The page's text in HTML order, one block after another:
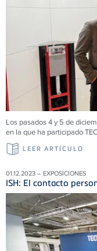
Los pasados 4 y 5 de
en la que ha participado
LEER ARTÍCULO
01.12.2023 – EXPOSICIONES
ISH: El contacto